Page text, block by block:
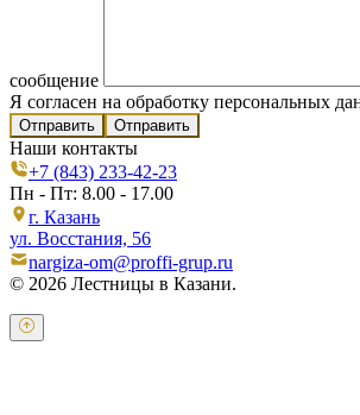
сообщение
Я согласен на обработку персональных
Отправить
Наши контакты
+7 (843) 233-42-23
Пн - Пт: 8.00 - 17.00
г. Казань
ул. Восстания, 56
nargiza-om@proffi-grup.ru
© 2026 Лестницы в Казани.